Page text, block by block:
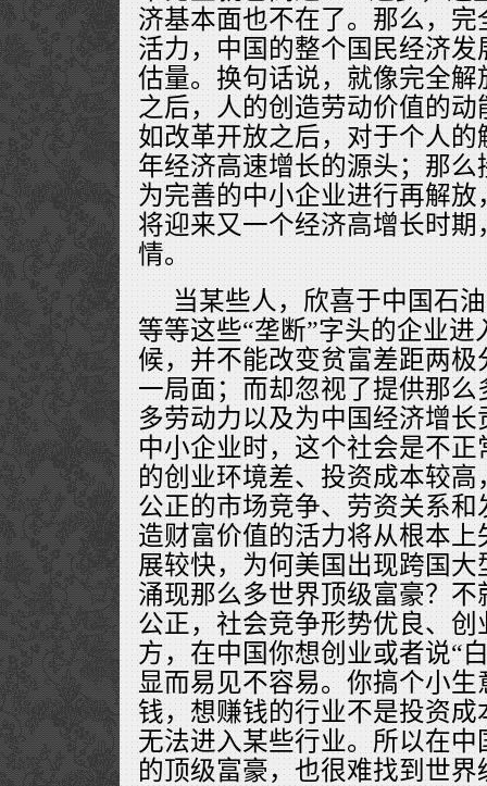
济基本面也不在了。那么，
活力，中国的整个国民经济
估量。换句话说，就像完全
之后，人的创造劳动价值的
如改革开放之后，对于个人
年经济高速增长的源头；那
为完善的中小企业进行再解
将迎来又一个经济高增长时
情。
当某些人，欣喜于中国石
等等这些“垄断”字头的企业
候，并不能改变贫富差距两
一局面；而却忽视了提供那
多劳动力以及为中国经济增
中小企业时，这个社会是不
的创业环境差、投资成本较
公正的市场竞争、劳资关系
造财富价值的活力将从根本
展较快，为何美国出现跨国
涌现那么多世界顶级富豪？
公正，社会竞争形势优良、
方，在中国你想创业或者说“
显而易见不容易。你搞个小
钱，想赚钱的行业不是投资
无法进入某些行业。所以在
的顶级富豪，也很难找到世